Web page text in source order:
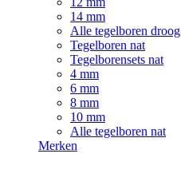
14 mm
Alle tegelboren droog
Tegelboren nat
Tegelborensets nat
4 mm
6 mm
8 mm
10 mm
Alle tegelboren nat
Merken